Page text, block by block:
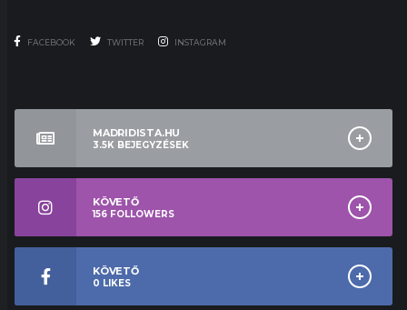
FACEBOOK TWITTER INSTAGRAM
MADRIDISTA.HU
3.5K BEJEGYZÉSEK
KÖVETŐ
156 FOLLOWERS
KÖVETŐ
0 LIKES